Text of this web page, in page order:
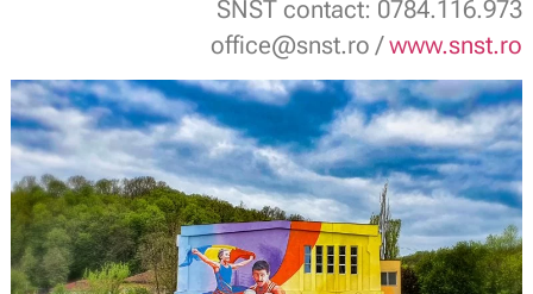
SNST contact: 0784.116.973
office@snst.ro /www.snst.ro